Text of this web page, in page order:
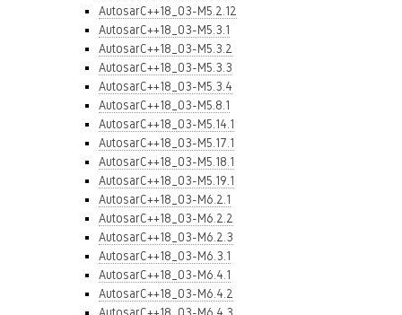
AutosarC++18_03-M5.2.12
AutosarC++18_03-M5.3.1
AutosarC++18_03-M5.3.2
AutosarC++18_03-M5.3.3
AutosarC++18_03-M5.3.4
AutosarC++18_03-M5.8.1
AutosarC++18_03-M5.14.1
AutosarC++18_03-M5.17.1
AutosarC++18_03-M5.18.1
AutosarC++18_03-M5.19.1
AutosarC++18_03-M6.2.1
AutosarC++18_03-M6.2.2
AutosarC++18_03-M6.2.3
AutosarC++18_03-M6.3.1
AutosarC++18_03-M6.4.1
AutosarC++18_03-M6.4.2